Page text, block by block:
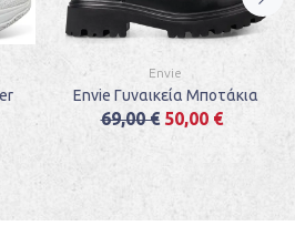
Envie
Envie Γυναικεία Μποτάκια
69,00 € 50,00 €